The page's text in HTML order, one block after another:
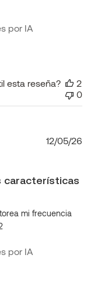
por IA
esta reseña?
2
0
características
mi frecuencia
por IA
12/05/26